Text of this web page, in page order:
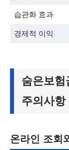
습관화 효과
경제적 이익
숨은보
주의사항
온라인 조회